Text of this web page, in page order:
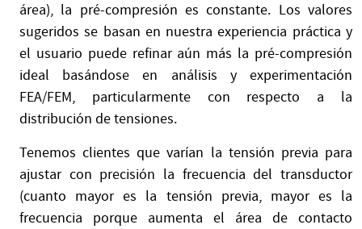
área), la pré-compresión es constante. Los valores
sugeridos se basan en nuestra experiencia práctica y
el usuario puede refinar aún más la pré-compresión
ideal basándose en análisis y experimentación
FEA/FEM, particularmente con respecto a la
distribución de tensiones.
Tenemos clientes que varían la tensión previa para
ajustar con precisión la frecuencia del transductor
(cuanto mayor es la tensión previa, mayor es la
frecuencia porque aumenta el área de contacto